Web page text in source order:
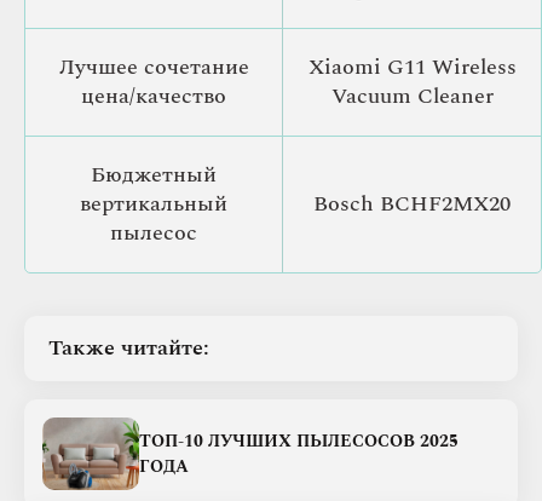
Лучшее сочетание
цена/качество
Xiaomi G11 Wireless
Vacuum Cleaner
Бюджетный
вертикальный
пылесос
Bosch BCHF2MX20
Также читайте:
ТОП-10 ЛУЧШИХ ПЫЛЕСОСОВ 2025
ГОДА